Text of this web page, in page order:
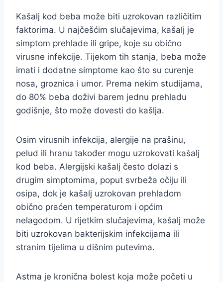
Kašalj kod beba može biti uzrokovan različitim
faktorima. U najčešćim slučajevima, kašalj je
simptom prehlade ili gripe, koje su obično
virusne infekcije. Tijekom tih stanja, beba može
imati i dodatne simptome kao što su curenje
nosa, groznica i umor. Prema nekim studijama,
do 80% beba doživi barem jednu prehladu
godišnje, što može dovesti do kašlja.
Osim virusnih infekcija, alergije na prašinu,
pelud ili hranu također mogu uzrokovati kašalj
kod beba. Alergijski kašalj često dolazi s
drugim simptomima, poput svrbeža očiju ili
osipa, dok je kašalj uzrokovan prehladom
obično praćen temperaturom i općim
nelagodom. U rijetkim slučajevima, kašalj može
biti uzrokovan bakterijskim infekcijama ili
stranim tijelima u dišnim putevima.
Astma je kronična bolest koja može početi u